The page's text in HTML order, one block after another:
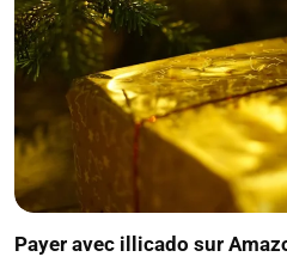
Payer avec illicado sur